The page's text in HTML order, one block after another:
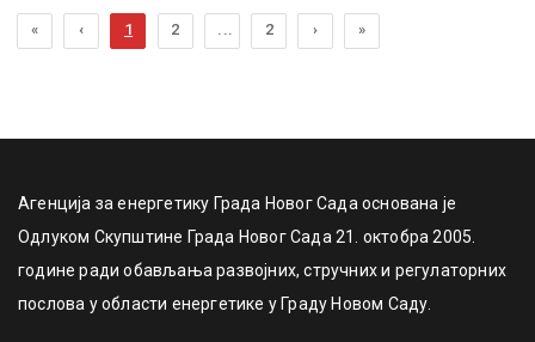
« ‹ 1 2 ... 2 › »
Агенција за енергетику Града Новог Сада основана је
Одлуком Скупштине Града Новог Сада 21. октобра 2005.
године ради обављања развојних, стручних и регулаторних
послова у области енергетике у Граду Новом Саду.